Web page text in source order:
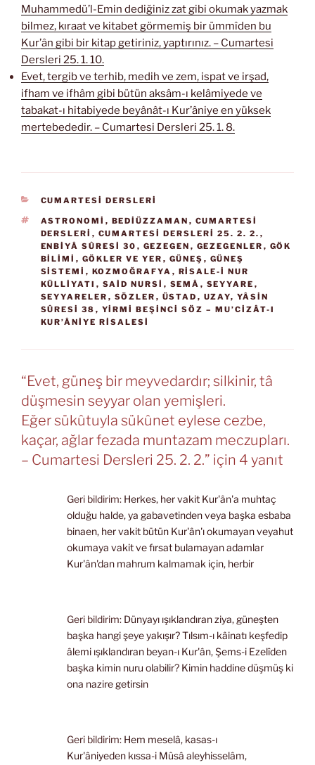
Muhammedü’l-Emin dediğiniz zat gibi okumak yazmak
bilmez, kıraat ve kitabet görmemiş bir ümmîden bu
Kur’ân gibi bir kitap getiriniz, yaptırınız. – Cumartesi
Dersleri 25. 1. 10.
Evet, tergib ve terhib, medih ve zem, ispat ve irşad,
ifham ve ifhâm gibi bütün aksâm-ı kelâmiyede ve
tabakat-ı hitabiyede beyânât-ı Kur’âniye en yüksek
mertebededir. – Cumartesi Dersleri 25. 1. 8.
KATEGORILER
CUMARTESİ DERSLERİ
ETIKETLER
ASTRONOMI , BEDIÜZZAMAN , CUMARTESI
DERSLERI , CUMARTESI DERSLERI 25. 2. 2. ,
ENBIYÂ SÛRESI 30 , GEZEGEN , GEZEGENLER , GÖK
BILIMI , GÖKLER VE YER , GÜNEŞ , GÜNEŞ
SISTEMI , KOZMOĞRAFYA , RISALE-I NUR
KÜLLIYATI , SAID NURSI , SEMÂ , SEYYARE ,
SEYYARELER , SÖZLER , ÜSTAD , UZAY, YÂSIN
SÛRESI 38 , YIRMI BEŞINCI SÖZ – MU’CIZÂT-I
KUR’ÂNIYE RISALESI
“Evet, güneş bir meyvedardır; silkinir, tâ
düşmesin seyyar olan yemişleri.
Eğer sükûtuyla sükûnet eylese cezbe,
kaçar, ağlar fezada muntazam meczupları.
– Cumartesi Dersleri 25. 2. 2.” için 4 yanıt
Geri bildirim: Herkes, her vakit Kur'ân'a muhtaç
olduğu halde, ya gabavetinden veya başka esbaba
binaen, her vakit bütün Kur'ân'ı okumayan veyahut
okumaya vakit ve fırsat bulamayan adamlar
Kur'ân'dan mahrum kalmamak için, herbir
Geri bildirim: Dünyayı ışıklandıran ziya, güneşten
başka hangi şeye yakışır? Tılsım-ı kâinatı keşfedip
âlemi ışıklandıran beyan-ı Kur'ân, Şems-i Ezelîden
başka kimin nuru olabilir? Kimin haddine düşmüş ki
ona nazire getirsin
Geri bildirim: Hem meselâ, kasas-ı
Kur'âniyeden kıssa-i Mûsâ aleyhisselâm,